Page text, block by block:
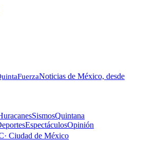
FuerzaNoticias de México, desde
SismosQuintana
EspectáculosOpinión
· Ciudad de México